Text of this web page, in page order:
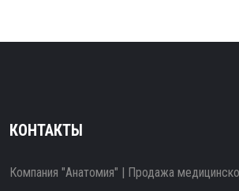
КОНТАКТЫ
Компания "Анатомия" | Продажа